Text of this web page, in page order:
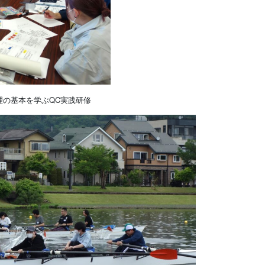
の基本を学ぶQC実践研修